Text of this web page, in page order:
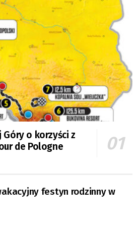
o korzyści z
de Pologne
festyn rodzinny w